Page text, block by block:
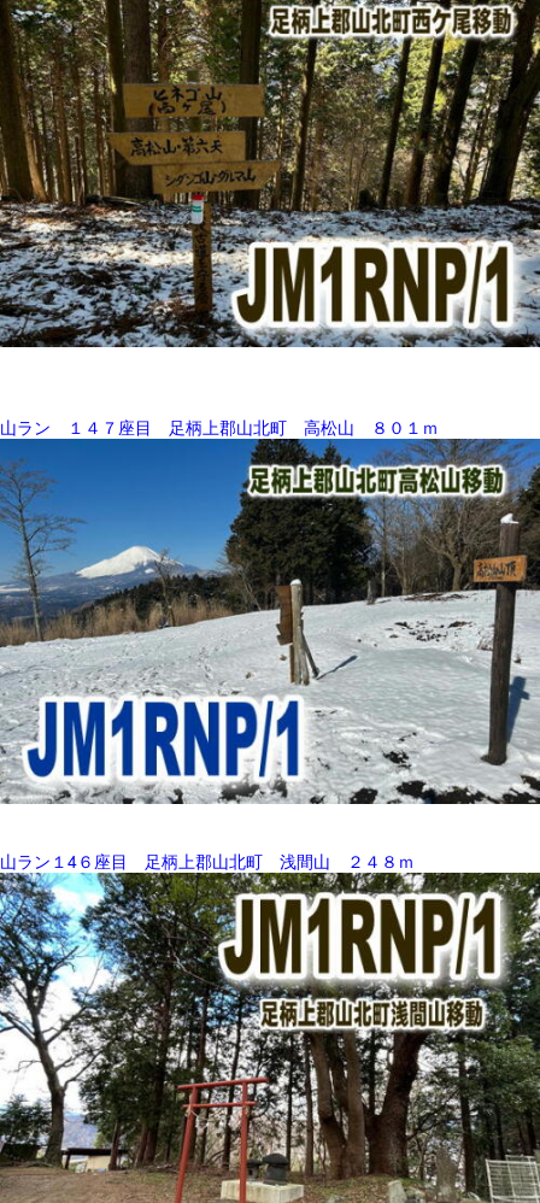
山ラン １４７座目 足柄上郡山北町 高松山 ８０１ｍ
山ラン１4６座目 足柄上郡山北町 浅間山 ２４８ｍ